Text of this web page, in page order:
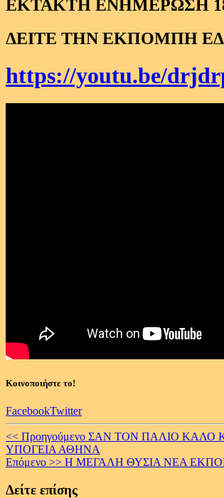
ΕΚΤΑΚΤΗ ΕΝΗΜΕΡΩΣΗ 18/
ΔΕΙΤΕ ΤΗΝ ΕΚΠΟΜΠΗ
https://youtu.be/
Κοινοποιήστε το!
FacebookTwitter
Continue
Reading
<< Προηγούμενο ΣΑΝ ΤΟΝ ΠΑΛΙΟ ΚΑΛΟ
ΥΠΟΓΕΙΑ ΑΘΗΝΑ
Επόμενο >> Η ΜΕΓΑΛΗ ΘΥΣΙΑ ΝΕΑ
Δείτε επίσης